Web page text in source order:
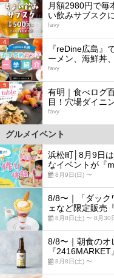
月額2980円で毎
い飲みサブスク
favy
4
『reDine広島』
ーメン、海鮮丼
favy
5
有明｜食べログ
目！穴場ダイニ
favy
グルメイベント
浜松町│8月9日
なイベントが『
8月9日(日) 〜
8/8〜｜「ダック
ェなど限定販売
8月8日(土) 〜 8月30
8/8〜｜朝食のオ
『
8月8日(土) 〜